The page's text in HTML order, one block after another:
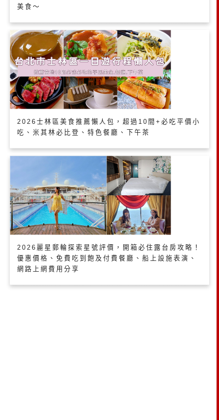
美食～
2026士林區美食推薦懶人包，超過10間+必吃平價小
吃、米其林必比登、特色餐廳、下午茶
2026麗星郵輪探索星號評價，開箱必住露台房攻略！
優惠價格、免費吃到飽及付費餐廳、船上設施表演、
網路上網費用分享